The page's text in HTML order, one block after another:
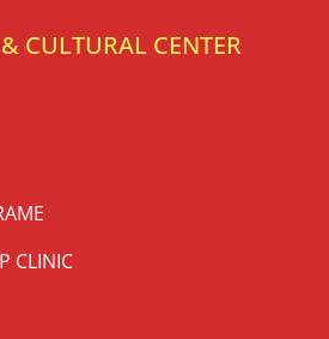
CULTURAL CENTER
CLINIC